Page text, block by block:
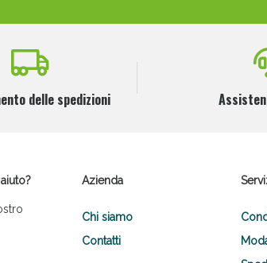
delle spedizioni
Azienda
Chi siamo
Contatti